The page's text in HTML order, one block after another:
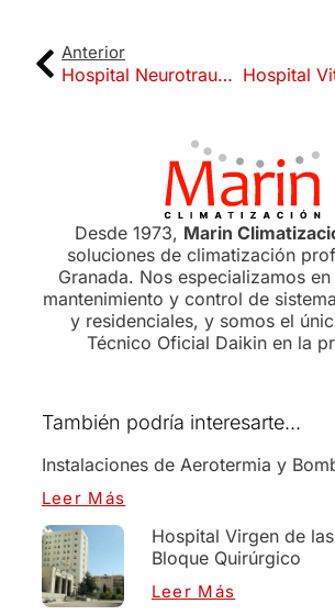
Anterior
Hospital Neurotraumatología y Rehabilitación
Desde 1973, Marin
soluciones de climatización
Granada. Nos especializamos
mantenimiento y control de
y residenciales, y somos el
Técnico Oficial Daikin en la
También podría interesarte...
Instalaciones de Aerotermia y
Leer Más
Hospital Virgen de
Bloque Quirúrgico
Leer Más